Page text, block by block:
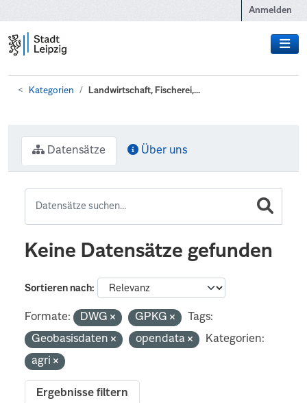
Anmelden
Kategorien Landwirtschaft, Fischerei,...
Datensätze Über uns
Keine Datensätze gefunden
Sortieren nach
Formate: DWG GPKG
Tags:
Geobasisdaten
opendata
Kategorien:
agri
Ergebnisse filtern